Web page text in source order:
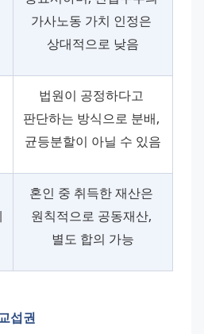
가사노동 가치 인정은
상대적으로 낮음
법원이 공정하다고
판단하는 방식으로 분배,
균등분할이 아닐 수 있음
혼인 중 취득한 재산은
원칙적으로 공동재산,
별도 합의 가능
섭권